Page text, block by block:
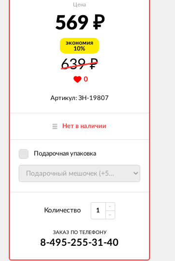
Цена
569 ₽
экономия
10%
639₽
0
Артикул: ЗН-19807
Нет в наличии
Подарочная упаковка
Количество
ЗАКАЗ ПО ТЕЛЕФОНУ
8-495-255-31-40